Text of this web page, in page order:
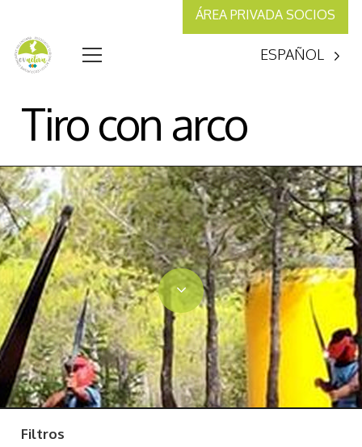
ÁREA PRIVADA SOCIOS
ESPAÑOL
Tiro con arco
Filtros